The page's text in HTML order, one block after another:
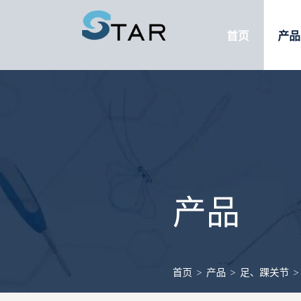
首页 产品
产品
首页 > 产品 > 足、踝关节 >